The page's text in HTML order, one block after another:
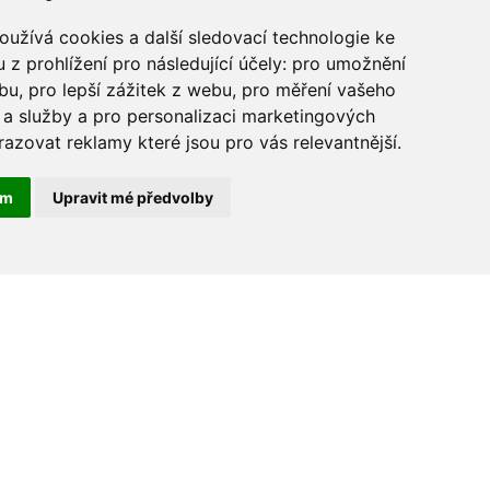
cookies a další sledovací technologie ke
z prohlížení pro následující účely: pro umožnění
, pro lepší zážitek z webu, pro měření vašeho
služby a pro personalizaci marketingových
reklamy které jsou pro vás relevantnější.
Upravit mé předvolby